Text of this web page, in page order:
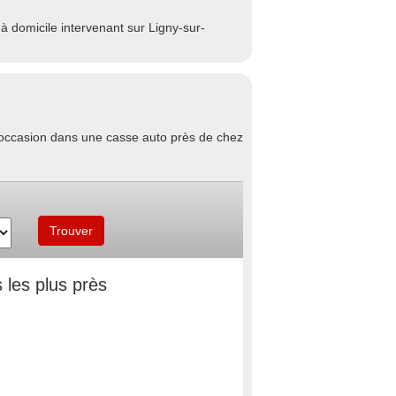
domicile intervenant sur Ligny-sur-
dans une casse auto près de chez